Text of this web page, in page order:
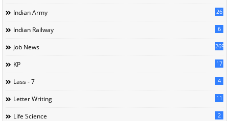
Indian Army 26
Indian Railway 6
Job News 269
KP 17
Lass - 7 4
Letter Writing 11
Life Science 2